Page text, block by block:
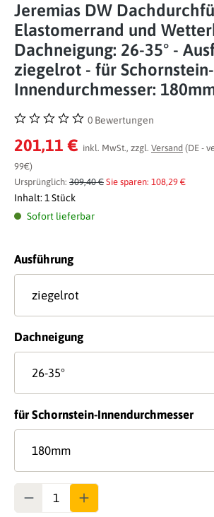
Jeremias DW
Elastomerrand und
Dachneigung: 26-35° -
ziegelrot - für Schornstein-
Innendurchmesser:
Durchschnittliche Bewertung von 0 von 5
0 Bewertungen
201,11 € inkl. MwSt., zzgl. Versand (DE -
99€)
Ursprünglich: 309,40 € Sie sparen: 108,29 €
Inhalt: 1 Stück
Sofort lieferbar
Ausführungauswählen
Dachneigungauswählen
für Schornstein-Innendurchmesser